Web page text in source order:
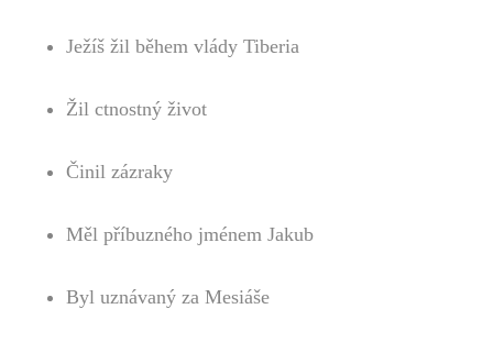
Ježíš žil během vlády Tiberia
Žil ctnostný život
Činil zázraky
Měl příbuzného jménem Jakub
Byl uznávaný za Mesiáše